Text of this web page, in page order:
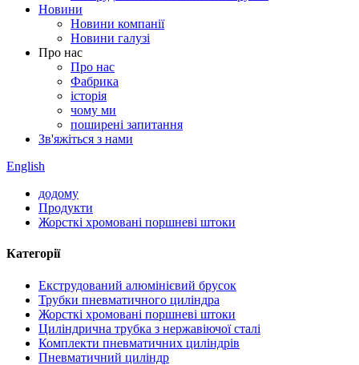
Новини
Новини компанії
Новини галузі
Про нас
Про нас
Фабрика
історія
чому ми
поширені запитання
Зв'яжіться з нами
English
додому
Продукти
Жорсткі хромовані поршневі штоки
Категорії
Екструдований алюмінієвий брусок
Трубки пневматичного циліндра
Жорсткі хромовані поршневі штоки
Циліндрична трубка з нержавіючої сталі
Комплекти пневматичних циліндрів
Пневматичний циліндр